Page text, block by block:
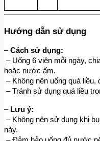
Hướng dẫn sử dụng
– Cách sử dụng:
hoặc nước ấm.
– Không nên uống quá
– Tránh sử dụng quá liều
– Lưu ý:
này.